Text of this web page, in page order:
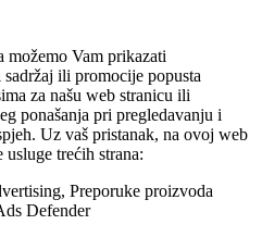
možemo Vam prikazati
ili promocije popusta
za našu web stranicu ili
ponašanja pri pregledavanju i
Uz vaš pristanak, na ovoj web
trećih strana:
Preporuke proizvoda
Defender